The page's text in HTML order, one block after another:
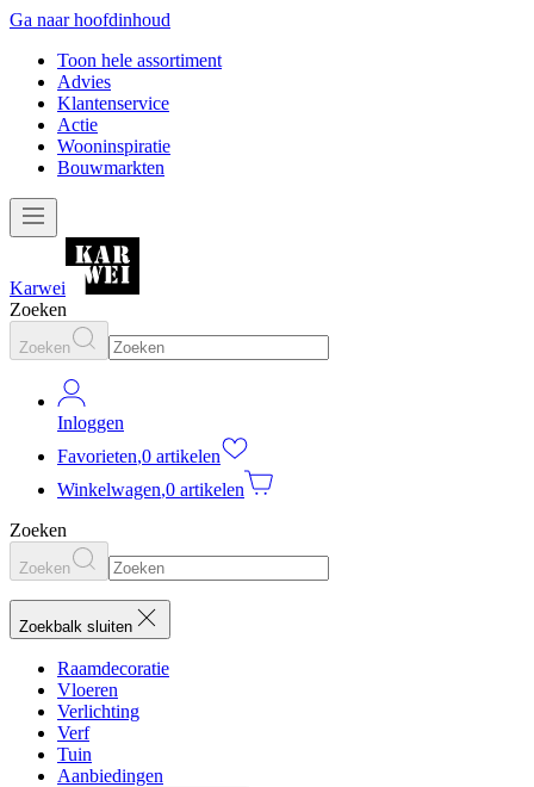
Ga naar hoofdinhoud
Toon hele assortiment
Advies
Klantenservice
Actie
Wooninspiratie
Bouwmarkten
Karwei
Zoeken
Zoeken
Inloggen
Favorieten,0 artikelen
Winkelwagen,0 artikelen
Zoeken
Zoeken
Zoekbalk sluiten
Raamdecoratie
Vloeren
Verlichting
Verf
Tuin
Aanbiedingen